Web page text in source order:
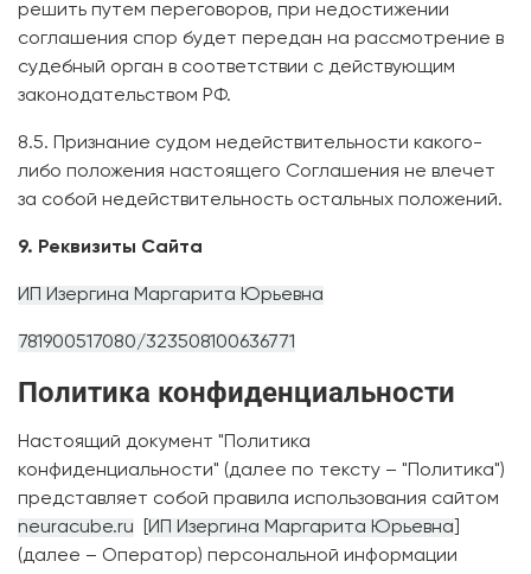
решить путем переговоров, при недостижении
соглашения спор будет передан на рассмотрение в
судебный орган в соответствии с действующим
законодательством РФ.
8.5. Признание судом недействительности какого-
либо положения настоящего Соглашения не влечет
за собой недействительность остальных положений.
9. Реквизиты Сайта
ИП Изергина Маргарита Юрьевна
781900517080/323508100636771
Политика конфиденциальности
Настоящий документ "Политика
конфиденциальности" (далее по тексту – "Политика")
представляет собой правила использования сайтом
neuracube.ru
ИП Изергина Маргарита Юрьевна
(далее – Оператор) персональной информации